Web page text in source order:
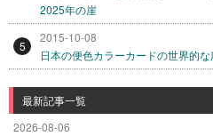
2025年の崖
5
2015-10-08
日本の便色カラーカードの世界的な
最新記事一覧
2026-08-06